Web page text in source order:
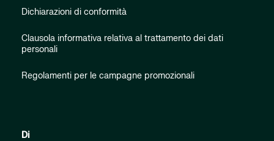
Dichiarazioni di conformità
Clausola informativa relativa al trattamento dei dati
personali
Regolamenti per le campagne promozionali
Di